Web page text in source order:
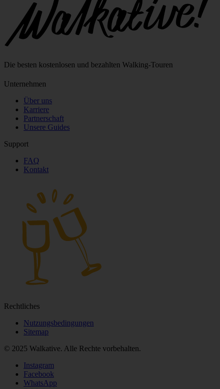
Die besten kostenlosen und bezahlten Walking‑Touren
Unternehmen
Über uns
Karriere
Partnerschaft
Unsere Guides
Support
FAQ
Kontakt
Rechtliches
Nutzungsbedingungen
Sitemap
© 2025 Walkative. Alle Rechte vorbehalten.
Instagram
Facebook
WhatsApp